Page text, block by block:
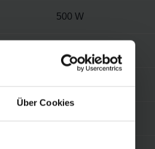
Über Cookies
500 W
2
E